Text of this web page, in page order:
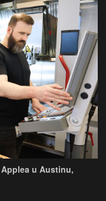
u Austinu,